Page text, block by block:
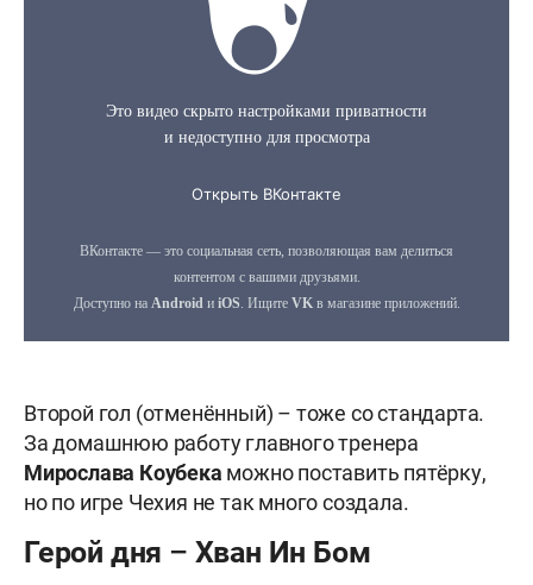
Второй гол (отменённый) – тоже со стандарта.
За домашнюю работу главного тренера
Мирослава Коубека можно поставить пятёрку,
но по игре Чехия не так много создала.
Герой дня – Хван Ин Бом